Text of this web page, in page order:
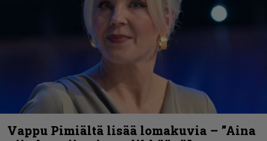
Vappu Pimiältä lisää lomakuvia – ”Aina